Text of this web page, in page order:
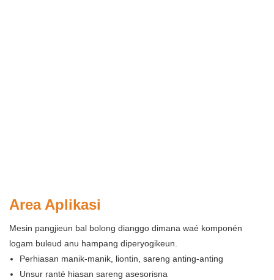
Area Aplikasi
Mesin pangjieun bal bolong dianggo dimana waé komponén
logam buleud anu hampang diperyogikeun.
Perhiasan manik-manik, liontin, sareng anting-anting
Unsur ranté hiasan sareng asesorisna